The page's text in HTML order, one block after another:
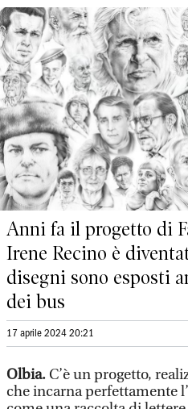
Anni fa il progetto di
Irene Recino è
disegni sono esposti
dei bus
17 aprile 2024 20:21
Olbia. C’è un progetto,
che incarna perfettamente